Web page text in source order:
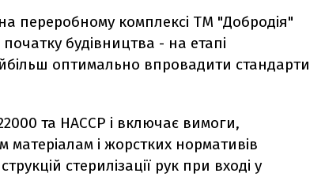
переробному комплексі ТМ "Добродія"
будівництва - на етапі
оптимально впровадити стандарти
та HACCP і включає вимоги,
і жорстких нормативів
стерилізації рук при вході у